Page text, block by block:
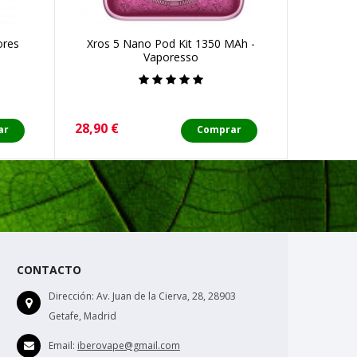
Xros 5 Nano Pod Kit 1350 MAh -
Vaporesso
Precio
28,90 € Comprar
CONTACTO
Dirección: Av. Juan de la Cierva, 28, 28903
Getafe, Madrid
Email: iberovape@gmail.com